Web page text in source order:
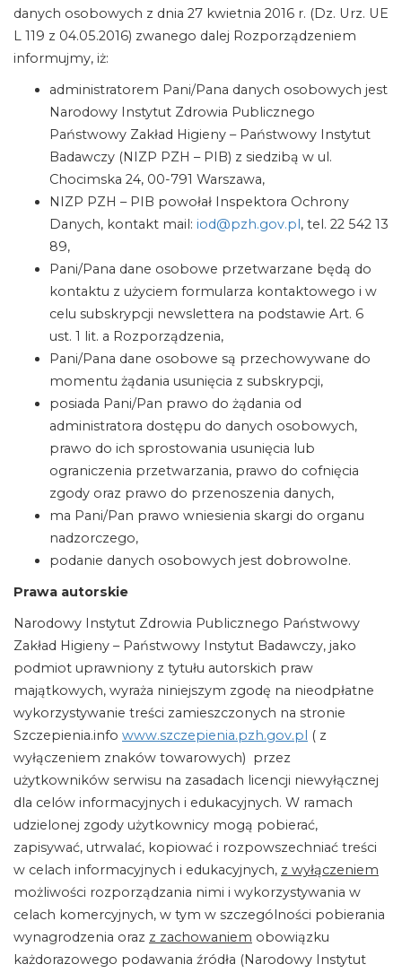
danych osobowych z dnia 27 kwietnia 2016 r. (Dz. Urz. UE
L 119 z 04.05.2016) zwanego dalej Rozporządzeniem
informujmy, iż:
administratorem Pani/Pana danych osobowych jest
Narodowy Instytut Zdrowia Publicznego
Państwowy Zakład Higieny – Państwowy Instytut
Badawczy (NIZP PZH – PIB) z siedzibą w ul.
Chocimska 24, 00-791 Warszawa,
NIZP PZH – PIB powołał Inspektora Ochrony
Danych, kontakt mail: iod@pzh.gov.pl, tel. 22 542 13
89,
Pani/Pana dane osobowe przetwarzane będą do
kontaktu z użyciem formularza kontaktowego i w
celu subskrypcji newslettera na podstawie Art. 6
ust. 1 lit. a Rozporządzenia,
Pani/Pana dane osobowe są przechowywane do
momentu żądania usunięcia z subskrypcji,
posiada Pani/Pan prawo do żądania od
administratora dostępu do danych osobowych,
prawo do ich sprostowania usunięcia lub
ograniczenia przetwarzania, prawo do cofnięcia
zgody oraz prawo do przenoszenia danych,
ma Pani/Pan prawo wniesienia skargi do organu
nadzorczego,
podanie danych osobowych jest dobrowolne.
Prawa autorskie
Narodowy Instytut Zdrowia Publicznego Państwowy
Zakład Higieny – Państwowy Instytut Badawczy, jako
podmiot uprawniony z tytułu autorskich praw
majątkowych, wyraża niniejszym zgodę na nieodpłatne
wykorzystywanie treści zamieszczonych na stronie
Szczepienia.info www.szczepienia.pzh.gov.pl ( z
wyłączeniem znaków towarowych) przez
użytkowników serwisu na zasadach licencji niewyłącznej
dla celów informacyjnych i edukacyjnych. W ramach
udzielonej zgody użytkownicy mogą pobierać,
zapisywać, utrwalać, kopiować i rozpowszechniać treści
w celach informacyjnych i edukacyjnych, z wyłączeniem
możliwości rozporządzania nimi i wykorzystywania w
celach komercyjnych, w tym w szczególności pobierania
wynagrodzenia oraz z zachowaniem obowiązku
każdorazowego podawania źródła (Narodowy Instytut